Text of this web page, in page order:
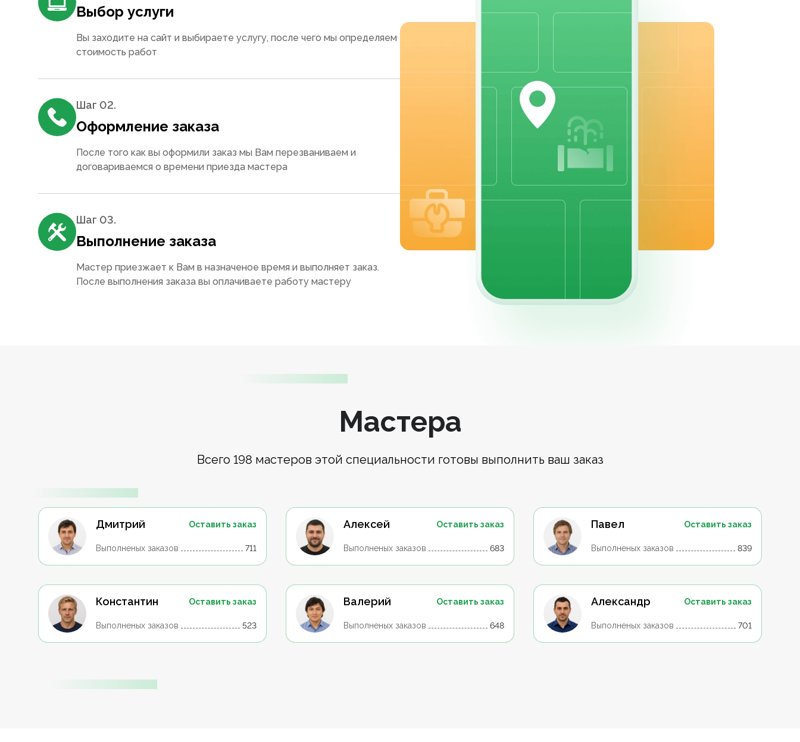
Выбор услуги
Вы заходите на сайт и выбираете услугу, после чего мы определяем
стоимость работ
Шаг 02.
Оформление заказа
После того как вы оформили заказ мы Вам перезваниваем и
договариваемся о времени приезда мастера
Шаг 03.
Выполнение заказа
Мастер приезжает к Вам в назначеное время и выполняет заказ.
После выполнения заказа вы оплачиваете работу мастеру
Мастера
Всего 198 мастеров этой специальности готовы выполнить ваш заказ
Дмитрий Оставить заказ
Выполненых заказов 711
Алексей Оставить заказ
Выполненых заказов 683
Павел Оставить заказ
Выполненых заказов 839
Константин Оставить заказ
Выполненых заказов 523
Валерий Оставить заказ
Выполненых заказов 648
Александр Оставить заказ
Выполненых заказов 701